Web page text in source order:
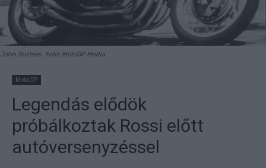
John Surtees. Fotó: MotoGP Media
MotoGP
Legendás elődök
próbálkoztak Rossi előtt
autóversenyzéssel